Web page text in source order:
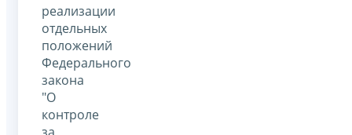
реализации
отдельных
положений
Федерального
закона
"О
контроле
за